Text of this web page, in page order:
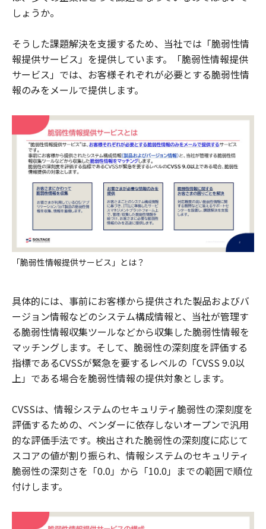
しょうか。
そうした課題解決を支援するため、当社では「脆弱性情
報提供サービス」を提供しています。「脆弱性情報提供
サービス」では、お客様それぞれが必要とする脆弱性情
報のみをメールで提供します。
「脆弱性情報提供サービス」とは？
具体的には、事前にお客様から提供された製品およびバ
ージョン情報などのシステム構成情報と、当社が管理す
る脆弱性情報収集ツールなどから収集した脆弱性情報を
マッチングします。そして、脆弱性の深刻度を評価する
指標であるCVSSが緊急を要するレベルの「CVSS 9.0以
上」である場合を脆弱性情報の提供対象とします。
CVSSは、情報システムのセキュリティ脆弱性の深刻度を
評価するための、ベンダーに依存しないオープンで汎用
的な評価手法です。検出された脆弱性の深刻度に応じて
スコアの値が割り振られ、情報システムのセキュリティ
脆弱性の深刻さを「0.0」から「10.0」までの範囲で順位
付けします。